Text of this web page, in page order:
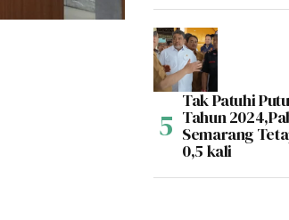
Tak Patuhi
Tahun
Semarang
0,5 kali